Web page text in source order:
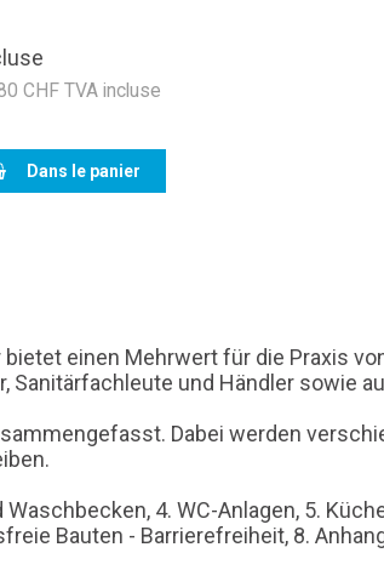
CHF TVA incluse
Dans le panier
einen Mehrwert für die Praxis
Sanitärfachleute und Händler sowie
Dabei werden
4. WC-Anlagen, 5.
Bauten - Barrierefreiheit, 8.